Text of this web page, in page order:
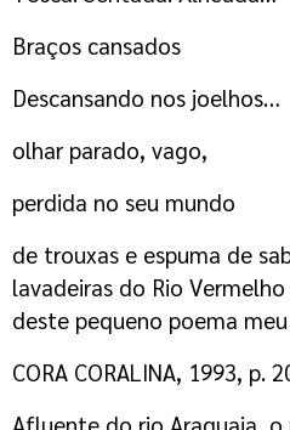
Braços cansados
Descansando nos joelhos…
olhar parado, vago,
perdida no seu mundo
de trouxas e espuma de
lavadeiras do Rio
deste pequeno poema
CORA CORALINA,
Afluente do rio Araguaia, o